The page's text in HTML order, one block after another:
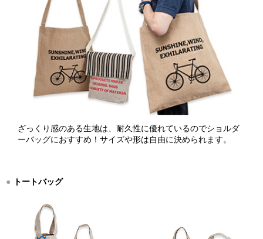
ざっくり感のある生地は、耐久性に優れているのでショルダ
ーバッグにおすすめ！サイズや形は自由に決められます。
トートバッグ